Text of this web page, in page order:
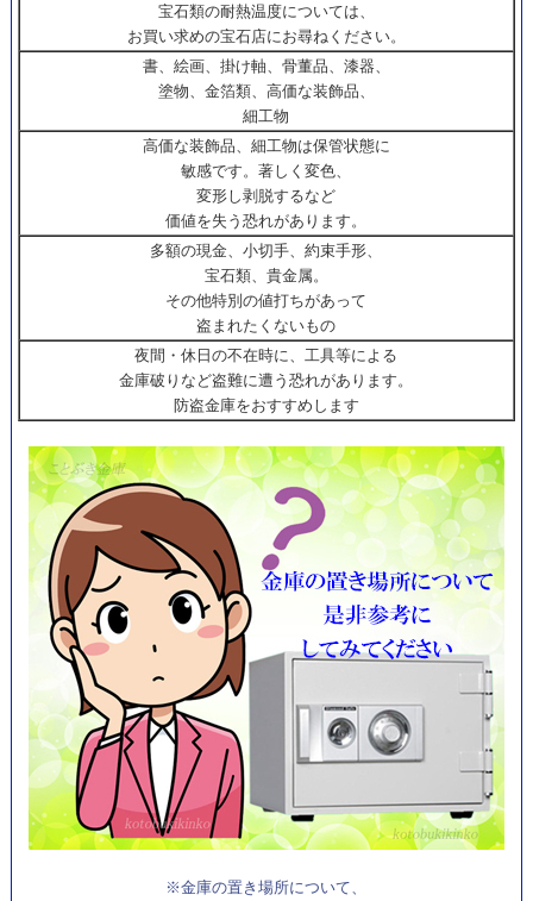
宝石類の耐熱温度については、
お買い求めの宝石店にお尋ねください。
書、絵画、掛け軸、骨董品、漆器、
塗物、金箔類、高価な装飾品、
細工物
高価な装飾品、細工物は保管状態に
敏感です。著しく変色、
変形し剥脱するなど
価値を失う恐れがあります。
多額の現金、小切手、約束手形、
宝石類、貴金属。
その他特別の値打ちがあって
盗まれたくないもの
夜間・休日の不在時に、工具等による
金庫破りなど盗難に遭う恐れがあります。
防盗金庫をおすすめします
※金庫の置き場所について、